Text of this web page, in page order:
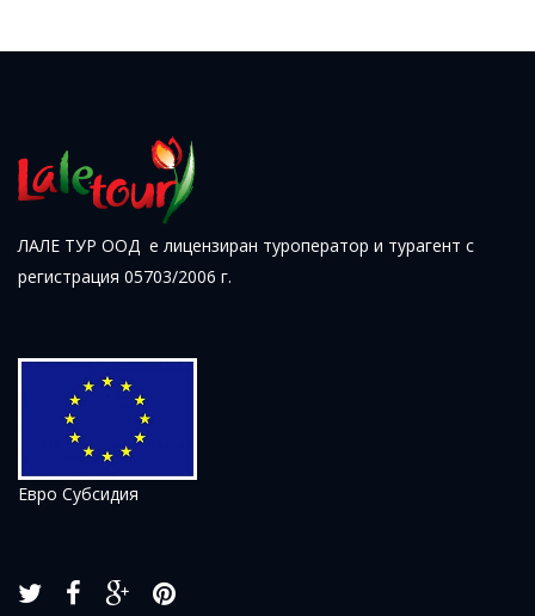
ЧОВЕК
ЛАЛЕ ТУР ООД е лицензиран туроператор и турагент с
регистрация 05703/2006 г.
Евро Субсидия